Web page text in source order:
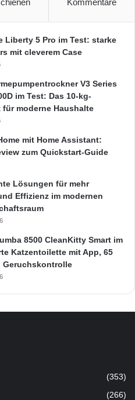
Liberty 5 Pro im Test: starke
mit cleverem Case
V3 Series
im Test: Das 10-kg-
für moderne Haushalte
mit Home Assistant:
zum Quickstart-Guide
Lösungen für mehr
Effizienz im modernen
8500 CleanKitty Smart im
Katzentoilette mit App, 65
Geruchskontrolle
(353)
(266)